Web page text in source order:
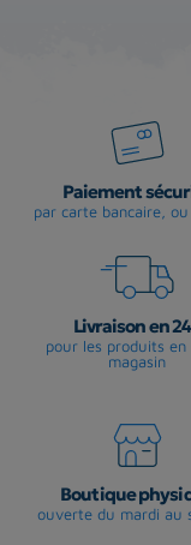
Paiement
par carte bancaire, ou
Livraison en
pour les produits en
magasin
Boutique
ouverte du mardi au